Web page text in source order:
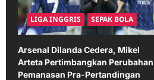
Rasisme
Jelang
Benfica
vs
Real
Madrid
LIGA INGGRIS SEPAK BOLA
Arsenal Dilanda Cedera, Mikel
Arteta Pertimbangkan Perubahan
Pemanasan Pra-Pertandingan